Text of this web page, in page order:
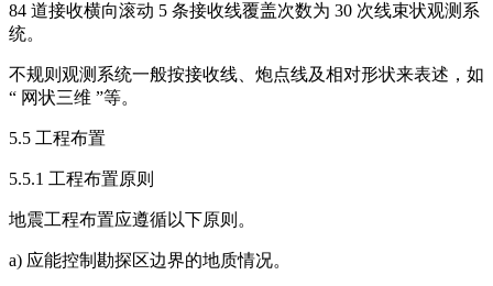
84 道接收横向滚动 5 条接收线覆盖次数为 30 次线束状观测系
统。
不规则观测系统一般按接收线、炮点线及相对形状来表述，如
“ 网状三维 ”等。
5.5 工程布置
5.5.1 工程布置原则
地震工程布置应遵循以下原则。
a) 应能控制勘探区边界的地质情况。